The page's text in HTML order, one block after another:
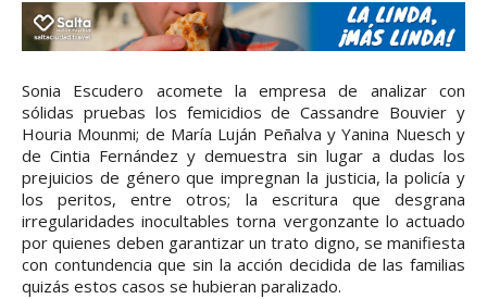
Sonia Escudero acomete la empresa de analizar con
sólidas pruebas los femicidios de Cassandre Bouvier y
Houria Mounmi; de María Luján Peñalva y Yanina Nuesch y
de Cintia Fernández y demuestra sin lugar a dudas los
prejuicios de género que impregnan la justicia, la policía y
los peritos, entre otros; la escritura que desgrana
irregularidades inocultables torna vergonzante lo actuado
por quienes deben garantizar un trato digno, se manifiesta
con contundencia que sin la acción decidida de las familias
quizás estos casos se hubieran paralizado.